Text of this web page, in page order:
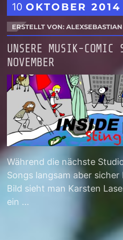
10OKTOBER2014
ERSTELLT VON: ALEXSEBASTIAN
UNSERE MUSIK-COMIC
NOVEMBER
Während die nächste
Songs langsam aber
Bild sieht man Karsten
ein ...